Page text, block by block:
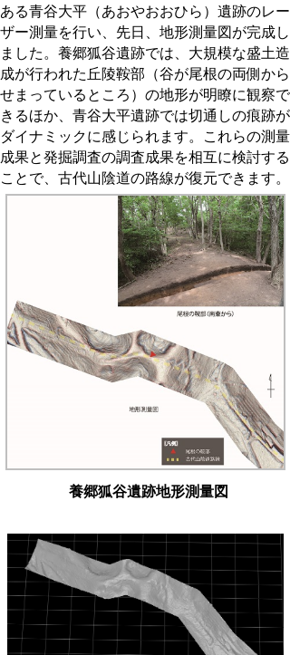
ある青谷大平（あおやおおひら）遺跡のレー
ザー測量を行い、先日、地形測量図が完成し
ました。養郷狐谷遺跡では、大規模な盛土造
成が行われた丘陵鞍部（谷が尾根の両側から
せまっているところ）の地形が明瞭に観察で
きるほか、青谷大平遺跡では切通しの痕跡が
ダイナミックに感じられます。これらの測量
成果と発掘調査の調査成果を相互に検討する
ことで、古代山陰道の路線が復元できます。
養郷狐谷遺跡地形測量図